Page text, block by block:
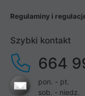
Regulaminy i
Szybki kontakt
664
pon. - pt.
sob. - niedz.